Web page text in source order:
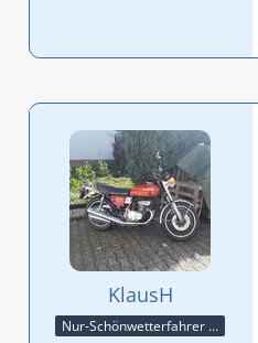
KlausH
Nur-Schönwetterfahrer !!! 😎😎😎